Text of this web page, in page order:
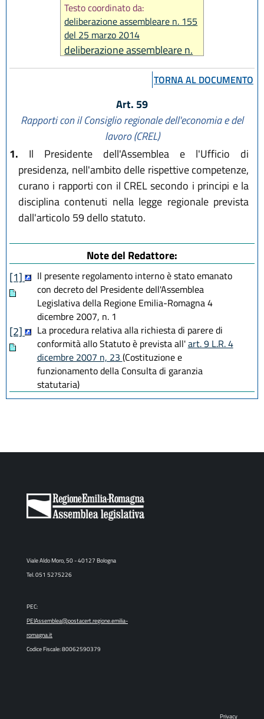
Testo coordinato da:
deliberazione assembleare n. 155
del 25 marzo 2014
deliberazione assembleare n.
82 del 24 maggio 2022
TORNA AL DOCUMENTO
Art. 59
Rapporti con il Consiglio regionale dell'economia e del
lavoro (CREL)
1. Il Presidente dell'Assemblea e l'Ufficio di
presidenza, nell'ambito delle rispettive competenze,
curano i rapporti con il CREL secondo i principi e la
disciplina contenuti nella legge regionale prevista
dall'articolo 59 dello statuto.
Note del Redattore:
[1]
Il presente regolamento interno è stato emanato
con decreto del Presidente dell'Assemblea
Legislativa della Regione Emilia-Romagna 4
dicembre 2007, n. 1
[2]
La procedura relativa alla richiesta di parere di
conformità allo Statuto è prevista all'art. 9 L.R. 4
dicembre 2007 n, 23 (Costituzione e
funzionamento della Consulta di garanzia
statutaria)
Viale Aldo Moro, 50 - 40127 Bologna
Tel. 051 5275226
PEC:
PEIAssemblea@postacert.regione.emilia-
romagna.it
Codice Fiscale: 80062590379
Privacy